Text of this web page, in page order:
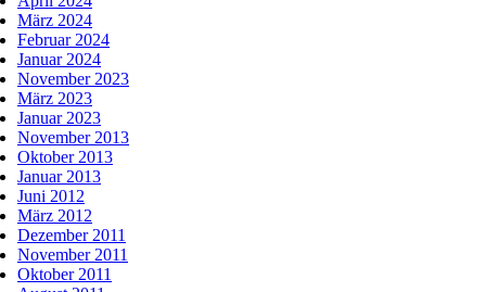
März 2024
Februar 2024
Januar 2024
November 2023
März 2023
Januar 2023
November 2013
Oktober 2013
Januar 2013
Juni 2012
März 2012
Dezember 2011
November 2011
Oktober 2011